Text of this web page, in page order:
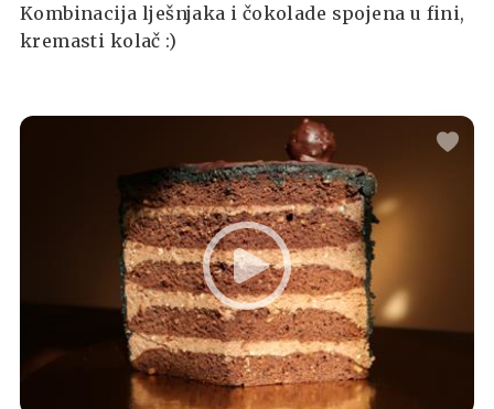
Kombinacija lješnjaka i čokolade spojena u fini,
kremasti kolač :)